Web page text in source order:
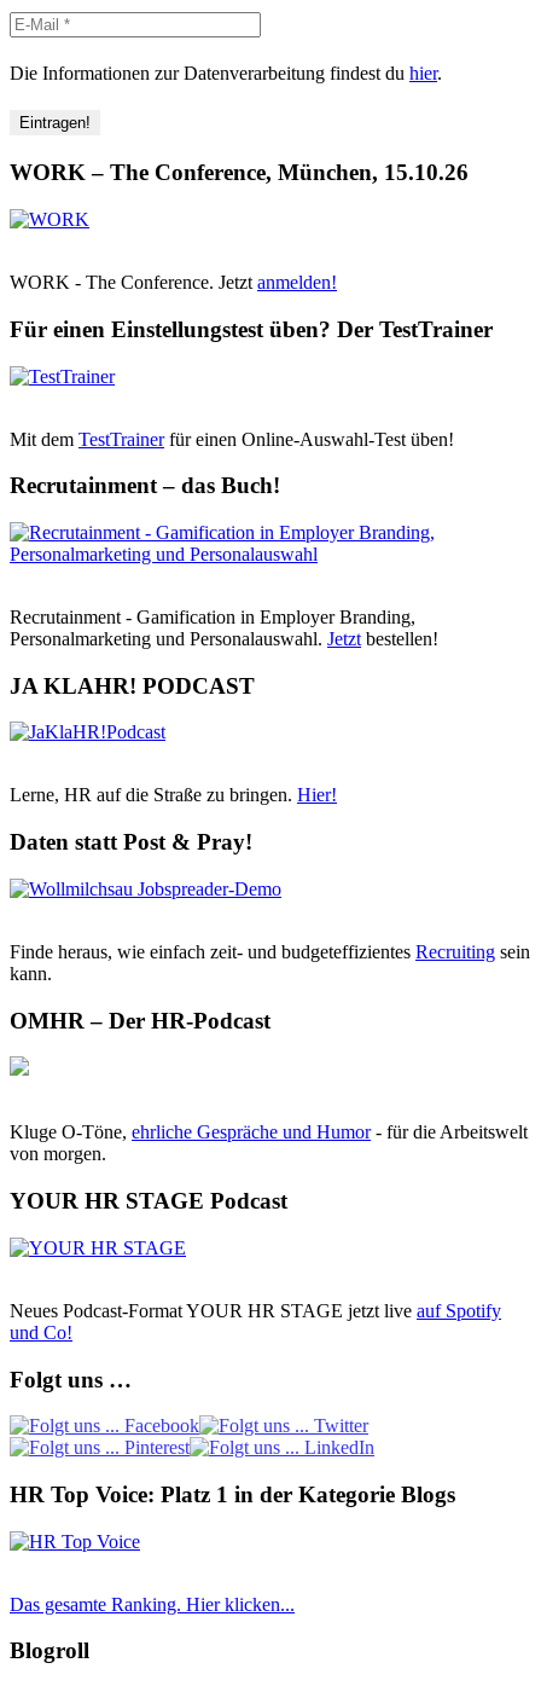
Die Informationen zur Datenverarbeitung findest du hier.
WORK – The Conference, München, 15.10.26
WORK - The Conference. Jetzt anmelden!
Für einen Einstellungstest üben? Der TestTrainer
Mit dem TestTrainerfür einen Online-Auswahl-Test üben!
Recrutainment – das Buch!
Recrutainment - Gamification in Employer Branding,
Personalmarketing und Personalauswahl. Jetzt bestellen!
JA KLAHR! PODCAST
Lerne, HR auf die Straße zu bringen. Hier!
Daten statt Post & Pray!
Finde heraus, wie einfach zeit- und budgeteffizientes Recruiting sein
kann.
OMHR – Der HR-Podcast
Kluge O-Töne, ehrliche Gespräche und Humor- für die Arbeitswelt
von morgen.
YOUR HR STAGE Podcast
Neues Podcast-Format YOUR HR STAGE jetzt live auf Spotify
und Co!
Folgt uns …
HR Top Voice: Platz 1 in der Kategorie Blogs
Das gesamte Ranking. Hier klicken...
Blogroll